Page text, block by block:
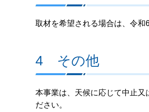
取材を希望される場合は、令和
4 その他
本事業は、天候に応じて中止
ださい。